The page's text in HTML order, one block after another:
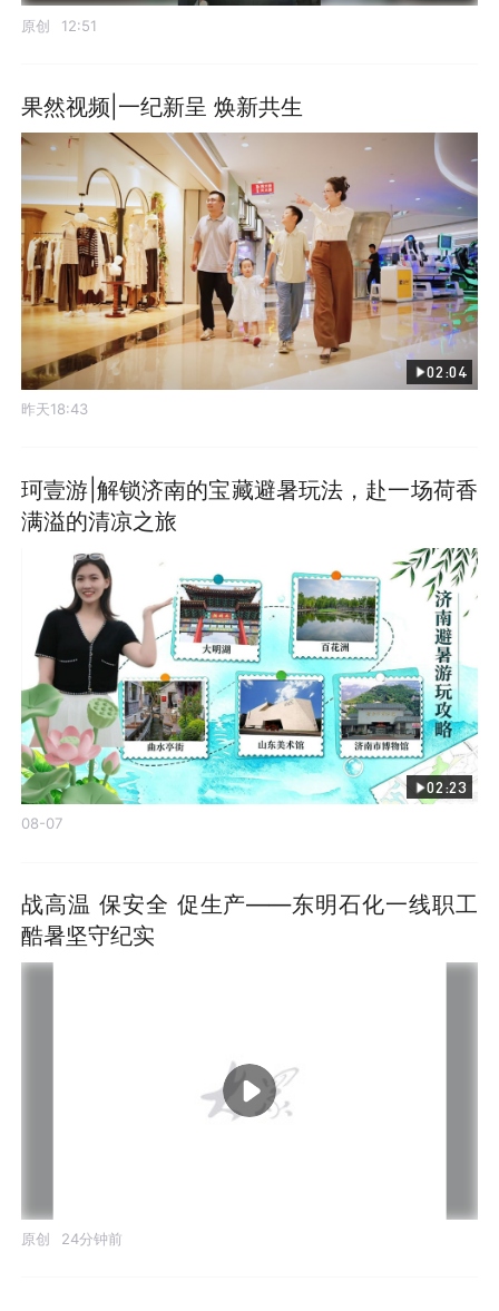
原创 12:51
果然视频|一纪新呈 焕新共生
02:04
昨天18:43
珂壹游|解锁济南的宝藏避暑玩法，赴一场荷香
满溢的清凉之旅
02:23
08-07
战高温 保安全 促生产——东明石化一线职工
酷暑坚守纪实
原创 24分钟前